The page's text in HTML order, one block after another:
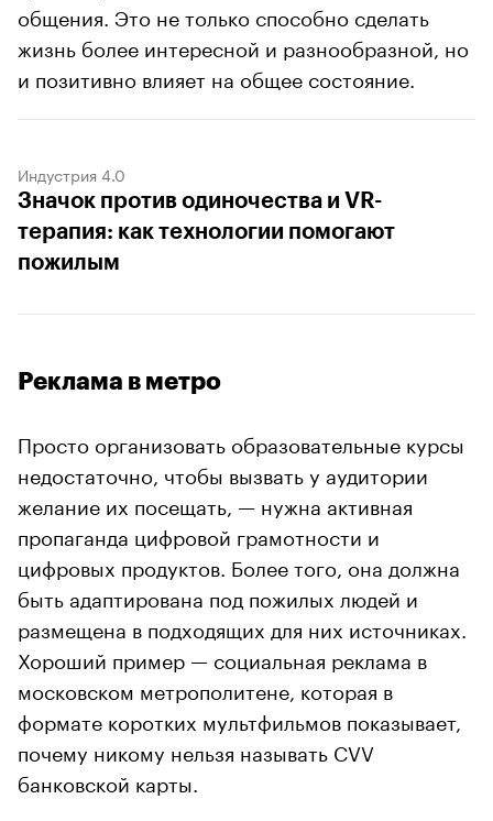
общения. Это не только способно сделать
жизнь более интересной и разнообразной, но
и позитивно влияет на общее состояние.
Индустрия 4.0
Значок против одиночества и VR-
терапия: как технологии помогают
пожилым
Реклама в метро
Просто организовать образовательные курсы
недостаточно, чтобы вызвать у аудитории
желание их посещать, — нужна активная
пропаганда цифровой грамотности и
цифровых продуктов. Более того, она должна
быть адаптирована под пожилых людей и
размещена в подходящих для них источниках.
Хороший пример — социальная реклама в
московском метрополитене, которая в
формате коротких мультфильмов показывает,
почему никому нельзя называть CVV
банковской карты.